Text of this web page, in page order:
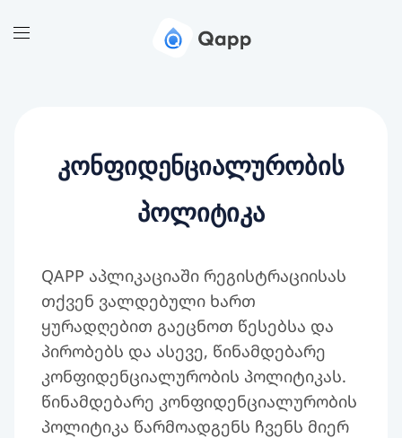
Კონფიდენციალურობის
Პოლიტიკა
QAPP აპლიკაციაში რეგისტრაციისას
თქვენ ვალდებული ხართ
ყურადღებით გაეცნოთ წესებსა და
პირობებს და ასევე, წინამდებარე
კონფიდენციალურობის პოლიტიკას.
წინამდებარე კონფიდენციალურობის
პოლიტიკა წარმოადგენს ჩვენს მიერ